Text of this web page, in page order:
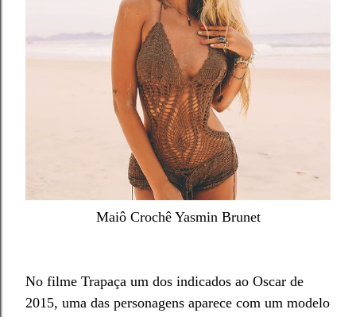
Maiô Crochê Yasmin Brunet
No filme Trapaça um dos indicados ao Oscar de
2015, uma das personagens aparece com um modelo